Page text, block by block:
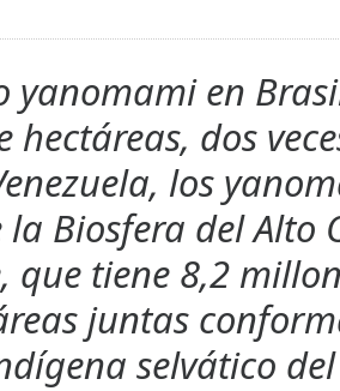
yanomami en
hectáreas, dos
los
la Biosfera del Alto
que tiene 8,2
juntas
selvático